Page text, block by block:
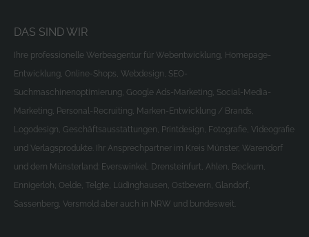
DAS SIND WIR
Ihre professionelle Werbeagentur für Webentwicklung, Homepage-
Entwicklung, Online-Shops, Webdesign, SEO-
Suchmaschinenoptimierung, Google Ads-Marketing, Social-Media-
Marketing, Personal-Recruiting, Marken-Entwicklung / Brands,
Logodesign, Geschäftsausstattungen, Printdesign, Fotografie, Videografie
und Verlagsprodukte. Ihr Ansprechpartner im Kreis Münster, Warendorf
und dem Münsterland: Everswinkel, Drensteinfurt, Ahlen, Beckum,
Ennigerloh, Oelde, Telgte, Lüdinghausen, Ostbevern, Glandorf,
Sassenberg, Versmold aber auch in NRW und bundesweit.